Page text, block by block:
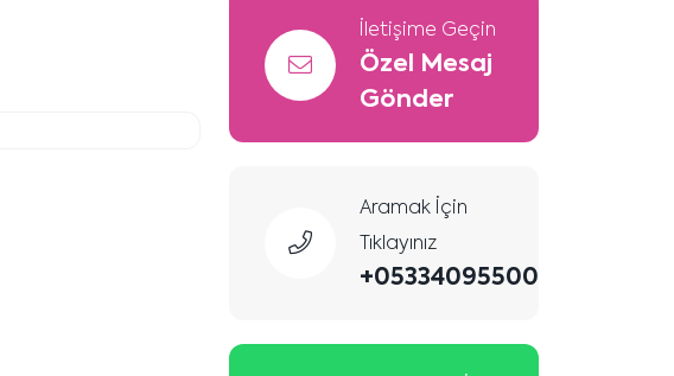
İletişime Geçin
Özel Mesaj
Gönder
Aramak İçin
Tıklayınız
+05334095500